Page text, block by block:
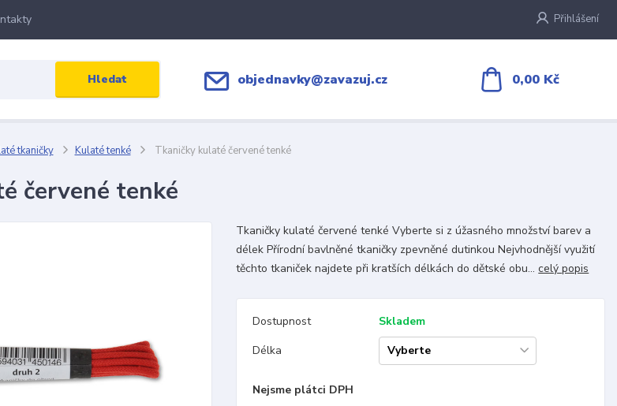
Přihlášení
Hledat objednavky@zavazuj.cz 0,00 Kč
tkaničky Kulaté tenké Tkaničky kulaté červené tenké
červené tenké
Tkaničky kulaté červené tenké Vyberte si z úžasného množství barev a
délek Přírodní bavlněné tkaničky zpevněné dutinkou Nejvhodnější využití
těchto tkaniček najdete při kratších délkách do dětské obu...celý popis
Dostupnost
Skladem
Délka
Nejsme plátci DPH